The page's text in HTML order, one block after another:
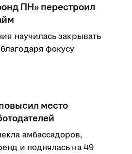
ПН» перестроил
научилась закрывать
фокусу
место
амбассадоров,
и поднялась на 49